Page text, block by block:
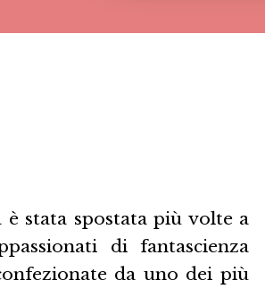
stata spostata più volte a
di fantascienza
da uno dei più